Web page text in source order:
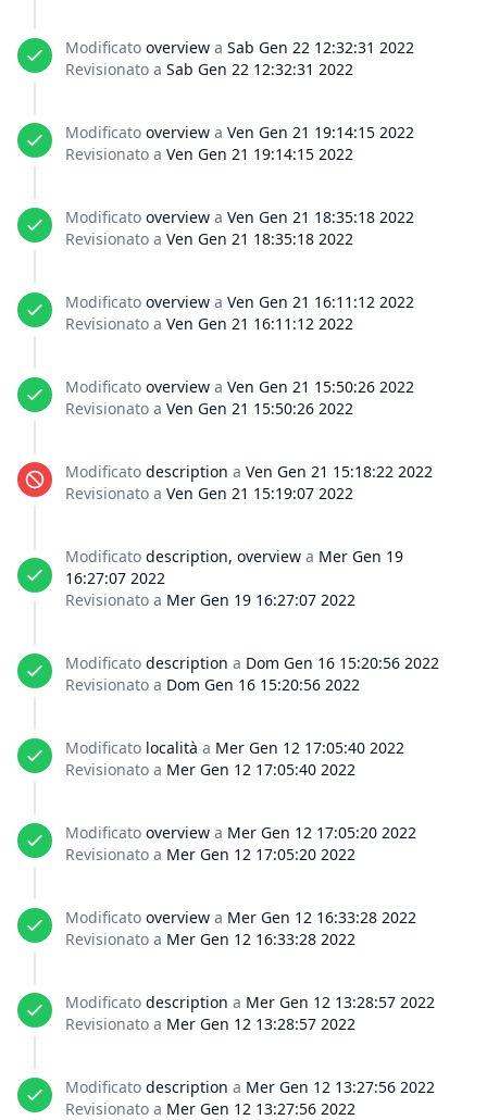
Modificato overview a Sab Gen 22 12:32:31 2022
Revisionato a Sab Gen 22 12:32:31 2022
Modificato overview a Ven Gen 21 19:14:15 2022
Revisionato a Ven Gen 21 19:14:15 2022
Modificato overview a Ven Gen 21 18:35:18 2022
Revisionato a Ven Gen 21 18:35:18 2022
Modificato overview a Ven Gen 21 16:11:12 2022
Revisionato a Ven Gen 21 16:11:12 2022
Modificato overview a Ven Gen 21 15:50:26 2022
Revisionato a Ven Gen 21 15:50:26 2022
Modificato description a Ven Gen 21 15:18:22 2022
Revisionato a Ven Gen 21 15:19:07 2022
Modificato description, overview a Mer Gen 19
16:27:07 2022
Revisionato a Mer Gen 19 16:27:07 2022
Modificato description a Dom Gen 16 15:20:56 2022
Revisionato a Dom Gen 16 15:20:56 2022
Modificato località a Mer Gen 12 17:05:40 2022
Revisionato a Mer Gen 12 17:05:40 2022
Modificato overview a Mer Gen 12 17:05:20 2022
Revisionato a Mer Gen 12 17:05:20 2022
Modificato overview a Mer Gen 12 16:33:28 2022
Revisionato a Mer Gen 12 16:33:28 2022
Modificato description a Mer Gen 12 13:28:57 2022
Revisionato a Mer Gen 12 13:28:57 2022
Modificato description a Mer Gen 12 13:27:56 2022
Revisionato a Mer Gen 12 13:27:56 2022